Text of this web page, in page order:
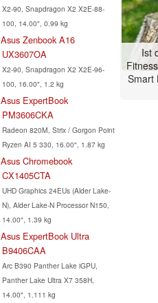
X2-90, Snapdragon X2 X2E-88-
100, 14.00", 0.99 kg
Asus Zenbook A16
UX3607OA
X2-90, Snapdragon X2 X2E-96-
100, 16.00", 1.2 kg
Asus ExpertBook
PM3606CKA
Radeon 820M, Strix / Gorgon Point
Ryzen AI 5 330, 16.00", 1.87 kg
Asus Chromebook
CX1405CTA
UHD Graphics 24EUs (Alder Lake-
N), Alder Lake-N Processor N150,
14.00", 1.39 kg
Asus ExpertBook Ultra
B9406CAA
Arc B390 Panther Lake iGPU,
Panther Lake Ultra X7 358H,
14.00", 1.111 kg
Ist
Smart